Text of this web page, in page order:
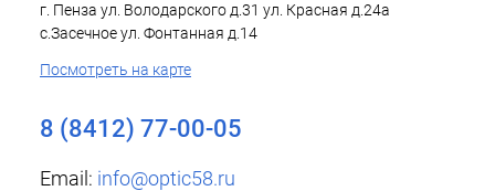
г. Пенза ул. Володарского д.31 ул. Красная д.24а
с.Засечное ул. Фонтанная д.14
Посмотреть на карте
8 (8412) 77-00-05
Email: info@optic58.ru